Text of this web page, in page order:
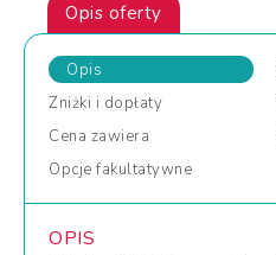
Opis oferty
Opis
Zniżki i dopłaty
Cena zawiera
Opcje fakultatywne
OPIS